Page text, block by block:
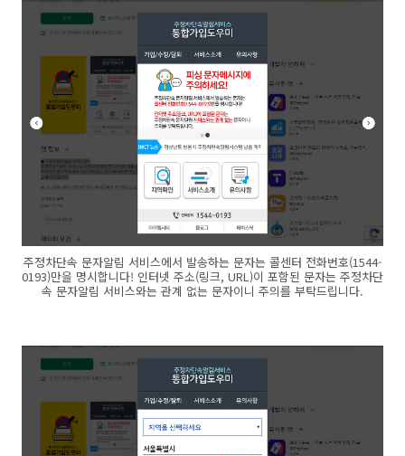
주정차단속 문자알림 서비스에서 발송하는 문자는 콜센터 전화번호(1544-
0193)만을 명시합니다! 인터넷 주소(링크, URL)이 포함된 문자는 주정차단
속 문자알림 서비스와는 관계 없는 문자이니 주의를 부탁드립니다.